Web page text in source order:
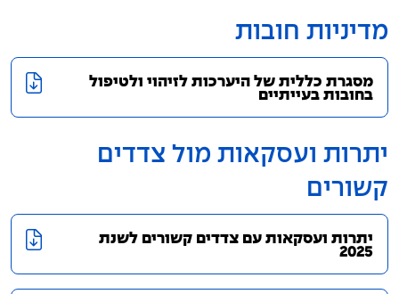
מדיניות חובות
מסגרת כללית של היערכות לזיהוי ולטיפול
בחובות בעייתיים
יתרות ועסקאות מול צדדים
קשורים
יתרות ועסקאות עם צדדים קשורים לשנת
2025